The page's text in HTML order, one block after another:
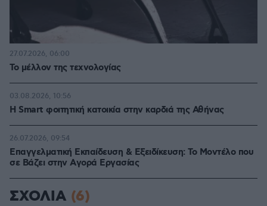
Το μέλλον της τεχνολογίας
27.07.2026, 06:00
Η Smart φοιτητική κατοικία στην καρδιά της Αθήνας
03.08.2026, 10:56
Επαγγελματική Εκπαίδευση & Εξειδίκευση: Το Mοντέλο που
σε Bάζει στην Aγορά Eργασίας
26.07.2026, 09:54
ΣΧΟΛΙΑ (6)